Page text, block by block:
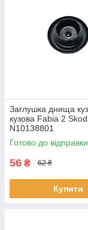
Заглушка днища
кузова Fabia 2
N10138801
Готово до відправки
56 ₴ 62 ₴
Купити